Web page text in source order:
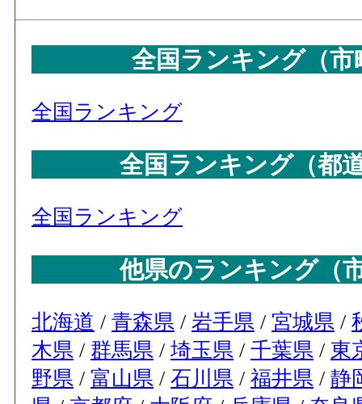
全国ランキング（
全国ランキング
全国ランキング（都
全国ランキング
他県のランキング（
北海道 / 青森県 / 岩手県 / 宮城県 /
木県 / 群馬県 / 埼玉県 / 千葉県 / 東
野県 / 富山県 / 石川県 / 福井県 / 静